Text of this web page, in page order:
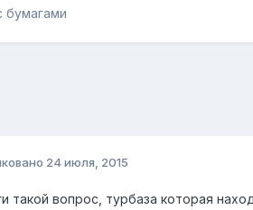
бумагами
24 июля, 2015
такой вопрос, турбаза которая